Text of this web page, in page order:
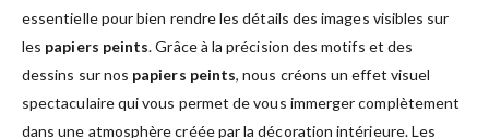
essentielle pour bien rendre les détails des images visibles sur
les papiers peints. Grâce à la précision des motifs et des
dessins sur nos papiers peints, nous créons un effet visuel
spectaculaire qui vous permet de vous immerger complètement
dans une atmosphère créée par la décoration intérieure. Les